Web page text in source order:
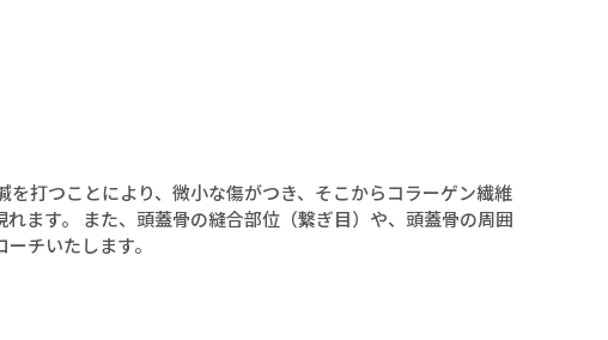
打つことにより、微小な傷がつき、そこからコラーゲン繊維
ます。 また、頭蓋骨の縫合部位（繋ぎ目）や、頭蓋骨の周囲
チいたします。